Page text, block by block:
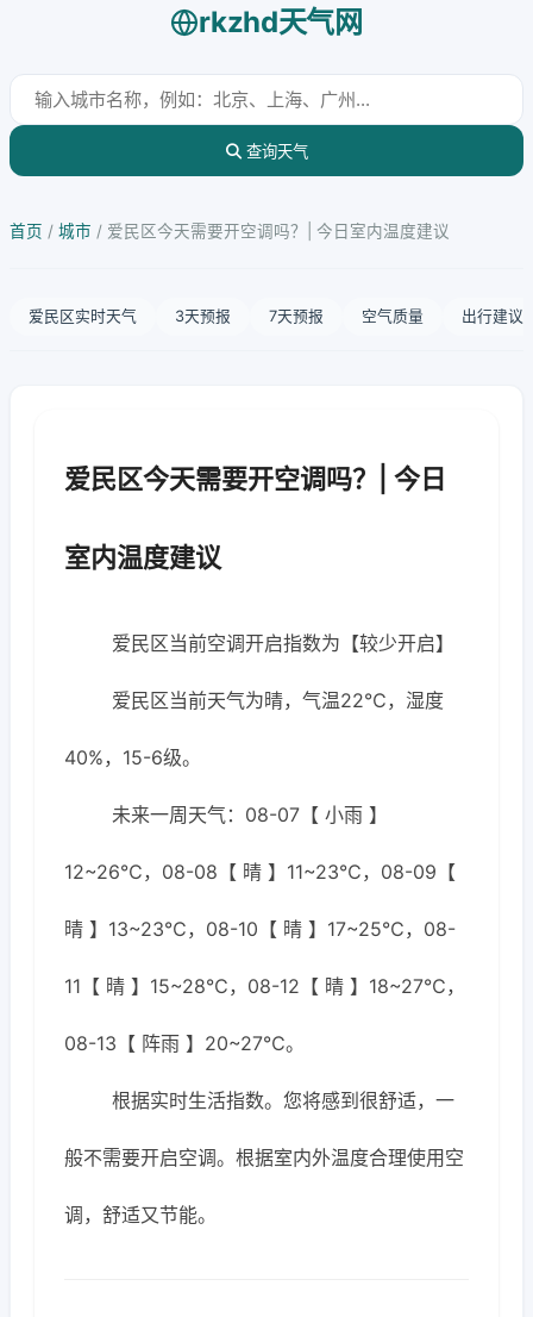
rkzhd天气网
查询天气
首页 / 城市 / 爱民区今天需要开空调吗？| 今日室内温度建议
爱民区实时天气 3天预报 7天预报 空气质量 出行建议
爱民区今天需要开空调吗？| 今日
室内温度建议
爱民区当前空调开启指数为【较少开启】
爱民区当前天气为晴，气温22℃，湿度
40%，15-6级。
未来一周天气：08-07【 小雨 】
12~26℃，08-08【 晴 】11~23℃，08-09【
晴 】13~23℃，08-10【 晴 】17~25℃，08-
11【 晴 】15~28℃，08-12【 晴 】18~27℃，
08-13【 阵雨 】20~27℃。
根据实时生活指数。您将感到很舒适，一
般不需要开启空调。根据室内外温度合理使用空
调，舒适又节能。